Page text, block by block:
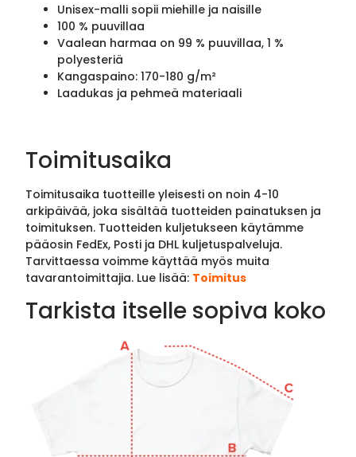
Unisex-malli sopii miehille ja naisille
100 % puuvillaa
Vaalean harmaa on 99 % puuvillaa, 1 %
polyesteriä
Kangaspaino: 170-180 g/m²
Laadukas ja pehmeä materiaali
Toimitusaika
Toimitusaika tuotteille yleisesti on noin 4-10
arkipäivää, joka sisältää tuotteiden painatuksen ja
toimituksen. Tuotteiden kuljetukseen käytämme
pääosin FedEx, Posti ja DHL kuljetuspalveluja.
Tarvittaessa voimme käyttää myös muita
tavarantoimittajia. Lue lisää: Toimitus
Tarkista itselle sopiva koko